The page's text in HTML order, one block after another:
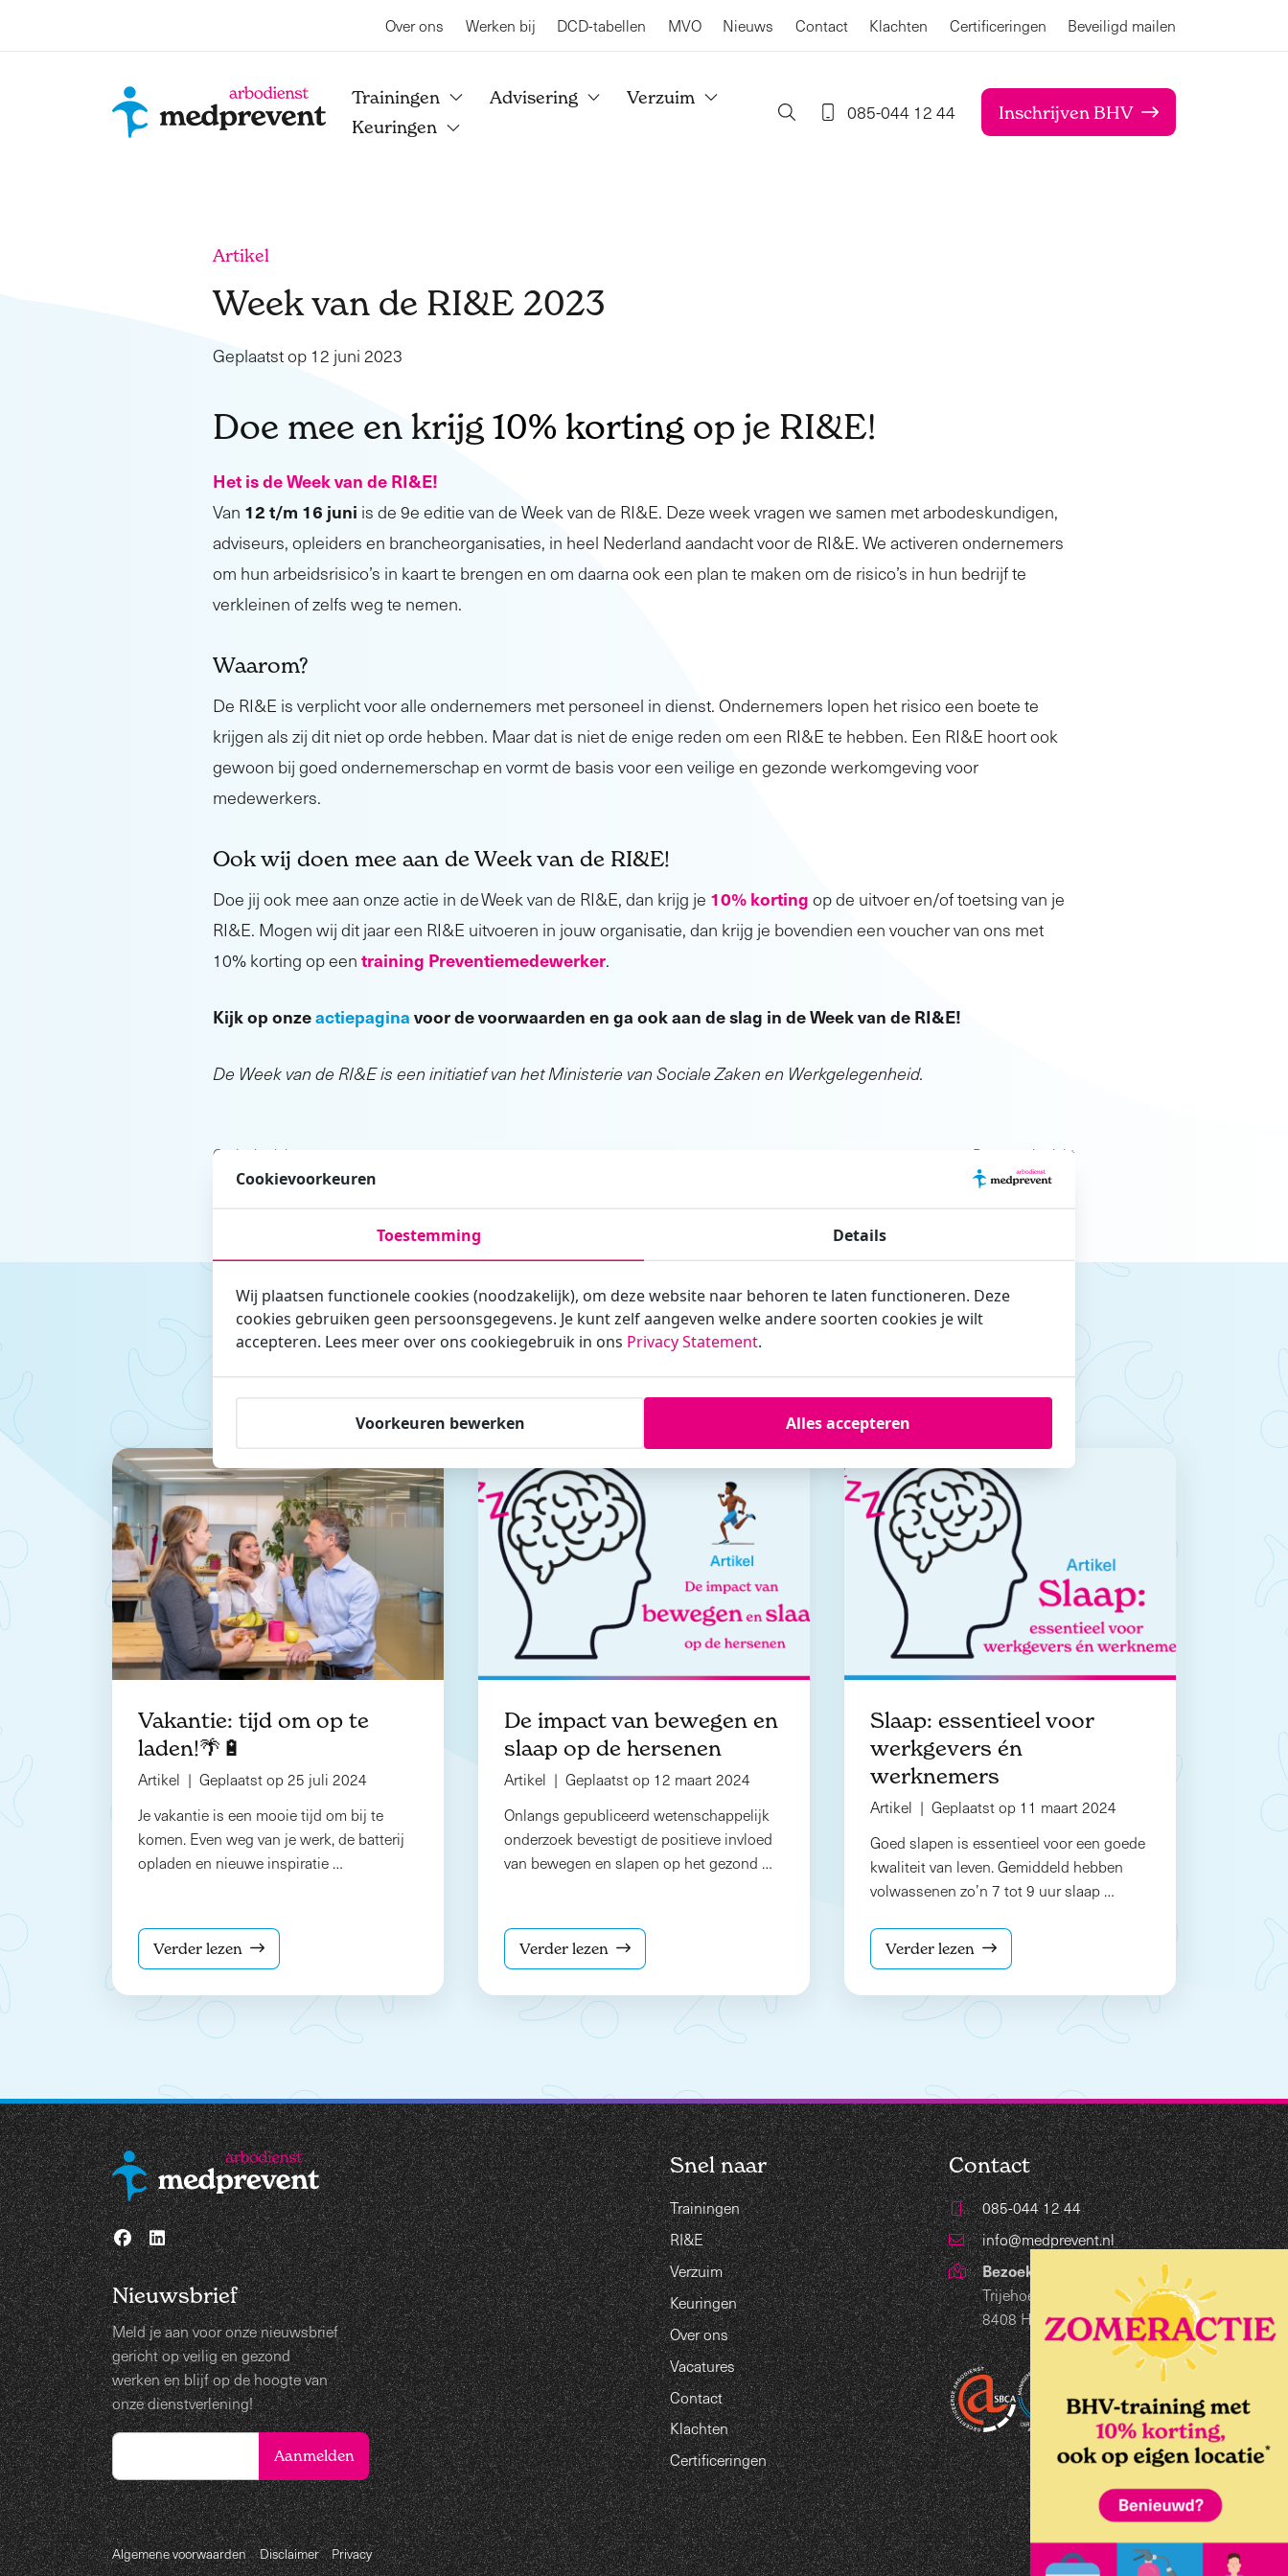
Over ons Werken bij DCD-tabellen MVO Nieuws Contact Klachten Certificeringen Beveiligd mailen
Trainingen Advisering
Verzuim
Keuringen
085-044 12 44 Inschrijven BHV
Artikel
Week van de RI&E 2023
Geplaatst op 12 juni 2023
Doe mee en krijg 10% korting op je RI&E!
Het is de Week van de RI&E!
Van 12 t/m 16 juni is de 9e editie van de Week van de RI&E. Deze week vragen we samen met arbodeskundigen,
adviseurs, opleiders en brancheorganisaties, in heel Nederland aandacht voor de RI&E. We activeren ondernemers
om hun arbeidsrisico’s in kaart te brengen en om daarna ook een plan te maken om de risico’s in hun bedrijf te
verkleinen of zelfs weg te nemen.
Waarom?
De RI&E is verplicht voor alle ondernemers met personeel in dienst. Ondernemers lopen het risico een boete te
krijgen als zij dit niet op orde hebben. Maar dat is niet de enige reden om een RI&E te hebben. Een RI&E hoort ook
gewoon bij goed ondernemerschap en vormt de basis voor een veilige en gezonde werkomgeving voor
medewerkers.
Ook wij doen mee aan de Week van de RI&E!
Doe jij ook mee aan onze actie in de Week van de RI&E, dan krijg je 10% korting op de uitvoer en/of toetsing van je
RI&E. Mogen wij dit jaar een RI&E uitvoeren in jouw organisatie, dan krijg je bovendien een voucher van ons met
10% korting op een training Preventiemedewerker.
Kijk op onzeactiepagina voor de voorwaarden en ga ook aan de slag in de Week van de RI&E!
De Week van de RI&E is een initiatief van het Ministerie van Sociale Zaken en Werkgelegenheid.
Ouder bericht
Europese week van de mentale gezondheid
Recenter bericht
Een RI&E… Wat is het? En waar begin ik?
Gerelateerde berichten
Misschien vind je dit ook interessant
Vakantie: tijd om op te
laden!🌴🔋
Artikel | Geplaatst op 25 juli 2024
Je vakantie is een mooie tijd om bij te
komen. Even weg van je werk, de batterij
opladen en nieuwe inspiratie …
Verder lezen
De impact van bewegen en
slaap op de hersenen
Artikel | Geplaatst op 12 maart 2024
Onlangs gepubliceerd wetenschappelijk
onderzoek bevestigt de positieve invloed
van bewegen en slapen op het gezond …
Verder lezen
Slaap: essentieel voor
werkgevers én
werknemers
Artikel | Geplaatst op 11 maart 2024
Goed slapen is essentieel voor een goede
kwaliteit van leven. Gemiddeld hebben
volwassenen zo’n 7 tot 9 uur slaap …
Verder lezen
Nieuwsbrief
Meld je aan voor onze nieuwsbrief
gericht op veilig en gezond
werken en blijf op de hoogte van
onze dienstverlening!
Snel naar
Trainingen
RI&E
Verzuim
Keuringen
Over ons
Vacatures
Contact
Klachten
Certificeringen
Contact
085-044 12 44
info@medprevent.nl
Bezoekadres
Trijehoek 19
8408 HB Lippenhuizen
Algemene voorwaarden Disclaimer Privacy
Cookievoorkeuren
Toestemming Details
Wij plaatsen functionele cookies (noodzakelijk), om deze website naar behoren te laten functioneren. Deze
cookies gebruiken geen persoonsgegevens. Je kunt zelf aangeven welke andere soorten cookies je wilt
accepteren. Lees meer over ons cookiegebruik in ons Privacy Statement.
Voorkeuren bewerken Alles accepteren